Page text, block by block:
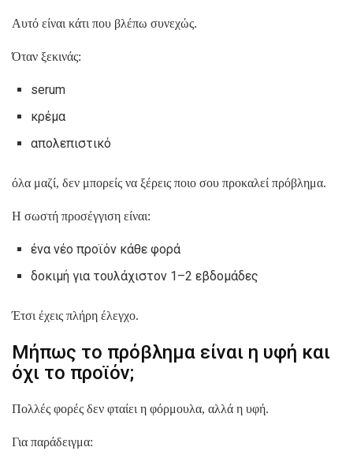
Αυτό είναι κάτι που βλέπω συνεχώς.
Όταν ξεκινάς:
serum
κρέμα
απολεπιστικό
όλα μαζί, δεν μπορείς να ξέρεις ποιο σου προκαλεί πρόβλημα.
Η σωστή προσέγγιση είναι:
ένα νέο προϊόν κάθε φορά
δοκιμή για τουλάχιστον 1–2 εβδομάδες
Έτσι έχεις πλήρη έλεγχο.
Μήπως το πρόβλημα είναι η υφή και
όχι το προϊόν;
Πολλές φορές δεν φταίει η φόρμουλα, αλλά η υφή.
Για παράδειγμα: